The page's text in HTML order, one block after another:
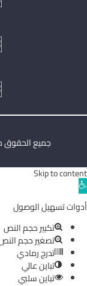
جميع الحقوق
Skip to content
Open
toolbar
أدوات تسهيل الوصول
تكبير حجم النص
تصغير حجم
تدرج رمادي
تباين عالي
تباين سلبي